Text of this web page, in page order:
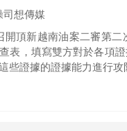
司想傳媒
開頂新越南油案二審第
表，填寫雙方對於各項
些證據的證據能力進行攻